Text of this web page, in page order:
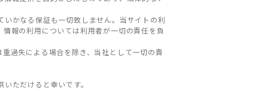
かなる保証も一切致しません。当サイトの利
報の利用については利用者が一切の責任を負
過失による場合を除き、当社として一切の責
ただけると幸いです。